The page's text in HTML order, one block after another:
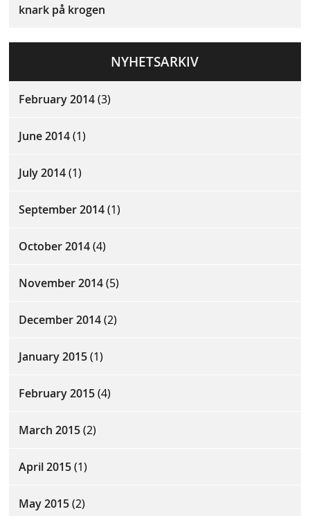
knark på krogen
NYHETSARKIV
February 2014(3)
June 2014(1)
July 2014(1)
September 2014(1)
October 2014(4)
November 2014(5)
December 2014(2)
January 2015(1)
February 2015(4)
March 2015(2)
April 2015(1)
May 2015(2)